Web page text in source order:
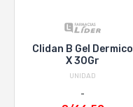
Clidan B Gel Dermico
X 30Gr
UNIDAD